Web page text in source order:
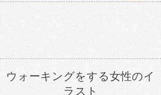
ウォーキングをする女性のイ
ラスト